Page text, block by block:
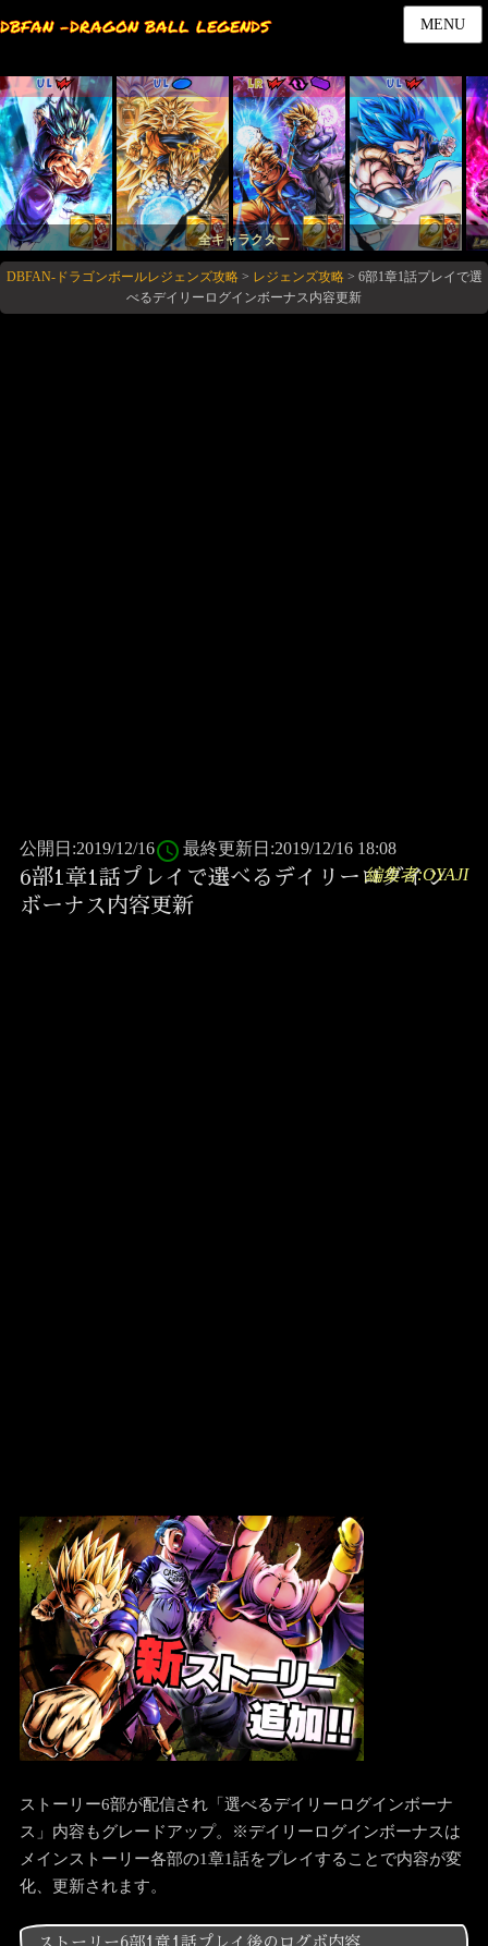
DBFAN -DRAGON BALL LEGENDS MENU
UL UL LR UL
全キャラクター
DBFAN-ドラゴンボールレジェンズ攻略> レジェンズ攻略> 6部1章1話プレイで選
べるデイリーログインボーナス内容更新
公開日:2019/12/16access_time 最終更新日:2019/12/16 18:08
6部1章1話プレイで選べるデイリーログイン
ボーナス内容更新
編集者:OYAJI
ストーリー6部が配信され「選べるデイリーログインボーナ
ス」内容もグレードアップ。※デイリーログインボーナスは
メインストーリー各部の1章1話をプレイすることで内容が変
化、更新されます。
ストーリー6部1章1話プレイ後のログボ内容